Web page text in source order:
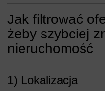
Jak filtrować
żeby szybciej
nieruchomość
1) Lokalizacja